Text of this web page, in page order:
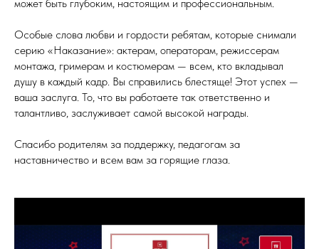
может быть глубоким, настоящим и профессиональным.
Особые слова любви и гордости ребятам, которые снимали
серию «Наказание»: актерам, операторам, режиссерам
монтажа, гримерам и костюмерам — всем, кто вкладывал
душу в каждый кадр. Вы справились блестяще! Этот успех —
ваша заслуга. То, что вы работаете так ответственно и
талантливо, заслуживает самой высокой награды.
Спасибо родителям за поддержку, педагогам за
наставничество и всем вам за горящие глаза.